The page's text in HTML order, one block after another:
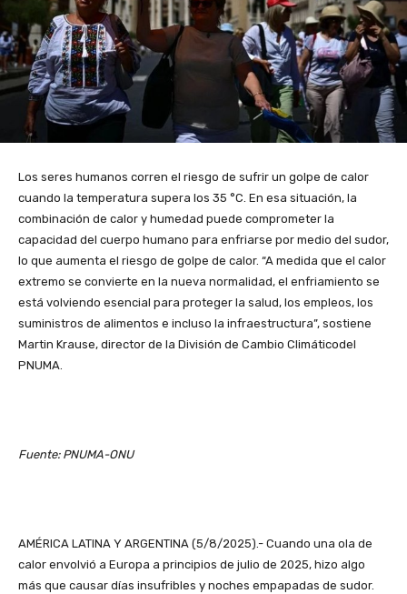
Los seres humanos corren el riesgo de sufrir un golpe de calor
cuando la temperatura supera los 35 °C. En esa situación, la
combinación de calor y humedad puede comprometer la
capacidad del cuerpo humano para enfriarse por medio del sudor,
lo que aumenta el riesgo de golpe de calor. “A medida que el calor
extremo se convierte en la nueva normalidad, el enfriamiento se
está volviendo esencial para proteger la salud, los empleos, los
suministros de alimentos e incluso la infraestructura”, sostiene
Martin Krause, director de la División de Cambio Climáticodel
PNUMA.
Fuente: PNUMA-ONU
AMÉRICA LATINA Y ARGENTINA (5/8/2025).- Cuando una ola de
calor envolvió a Europa a principios de julio de 2025, hizo algo
más que causar días insufribles y noches empapadas de sudor.